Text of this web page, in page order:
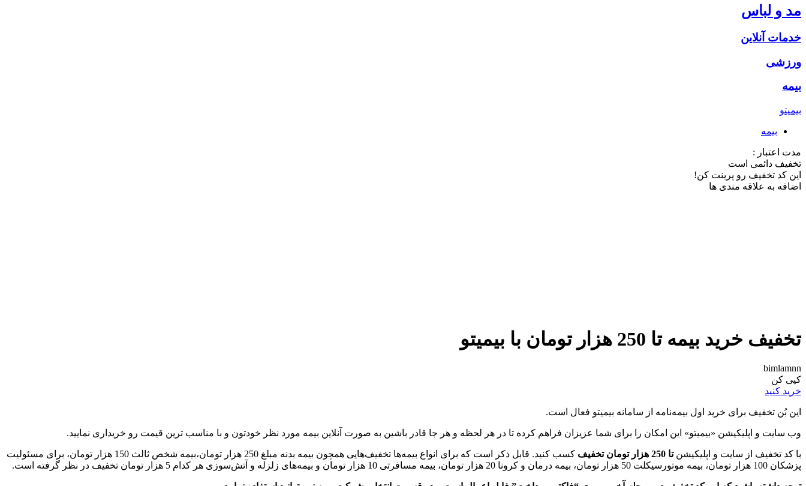
مد و لباس
خدمات آنلاین
ورزشی
بیمه
بیمیتو
بیمه
مدت اعتبار :
تخفیف دائمی است
این کد تخفیف رو پرینت کن!
اضافه به علاقه مندی ها
تخفیف خرید بیمه تا 250 هزار تومان با بيميتو
bimlamnn
کپی کن
خرید کنید
این بُن تخفیف برای خرید اول بیمه‌نامه از سامانه بیمیتو فعال است.
وب سایت و اپلیکیشن «بیمیتو» این امکان را برای شما عزیزان فراهم کرده تا در هر لحظه و هر جا قادر باشین به صورت آنلاین بیمه مورد نظر خودتون و با مناسب ترین قیمت رو خریداری نمایید.
با کد تخفیف از سایت و اپلیکیشنتا 250 هزار تومان تخفیف
کسب کنید. قابل ذکر است که برای انواع بیمه‌ها تخفیف‌هایی همچون بیمه بدنه مبلغ 250 هزار تومان،بیمه شخص ثالث 150 هزار تومان، برای مسئولیت
پزشکان 100 هزار تومان، بیمه موتورسیکلت 50 هزار تومان، بیمه درمان و کرونا 20 هزار تومان، بیمه مسافرتی 10 هزار تومان و بیمه‌های زلزله و آتش‌سوزی هر کدام 5 هزار تومان تخفیف در نظر گرفته است.